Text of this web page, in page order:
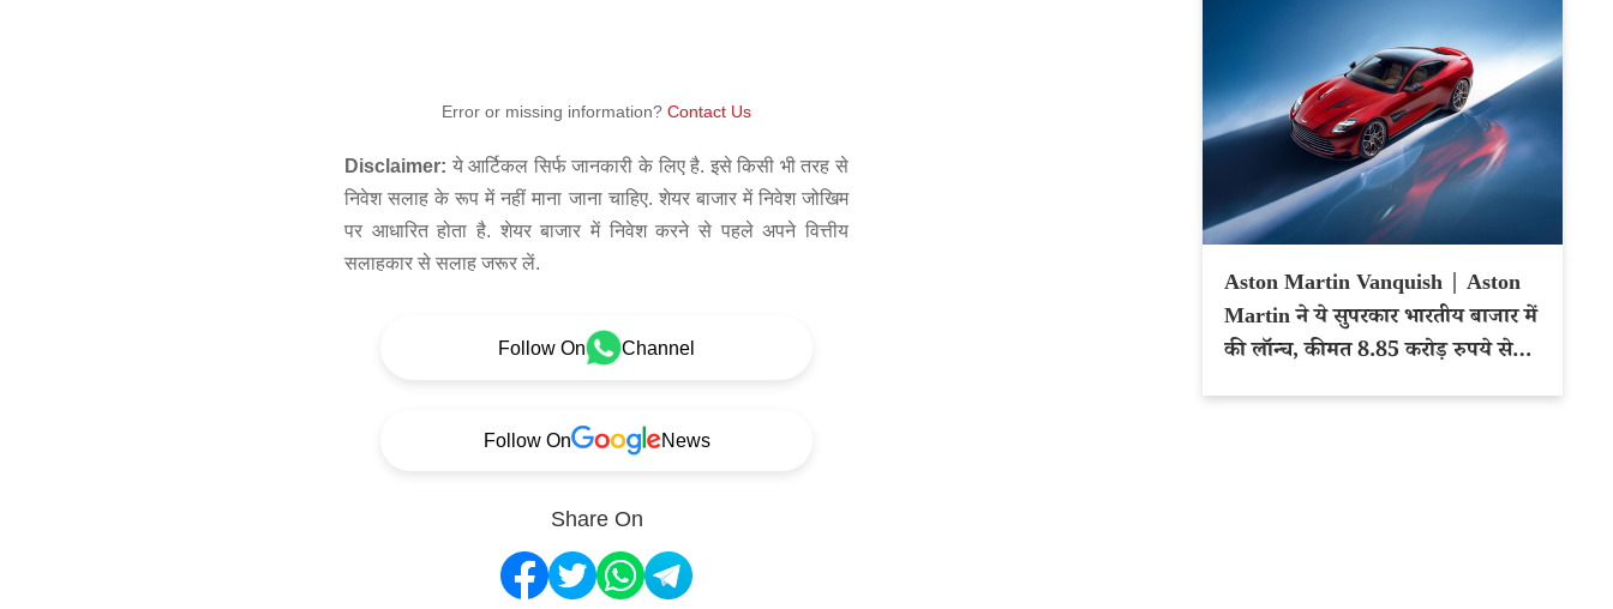
Error or missing information? Contact Us
Disclaimer: ये आर्टिकल सिर्फ जानकारी के लिए है. इसे किसी भी तरह से
निवेश सलाह के रूप में नहीं माना जाना चाहिए. शेयर बाजार में निवेश जोखिम
पर आधारित होता है. शेयर बाजार में निवेश करने से पहले अपने वित्तीय
सलाहकार से सलाह जरूर लें.
Follow On Channel
Follow On News
Share On
Aston Martin Vanquish | Aston
Martin ने ये सुपरकार भारतीय बाजार में
की लॉन्च, कीमत 8.85 करोड़ रुपये से